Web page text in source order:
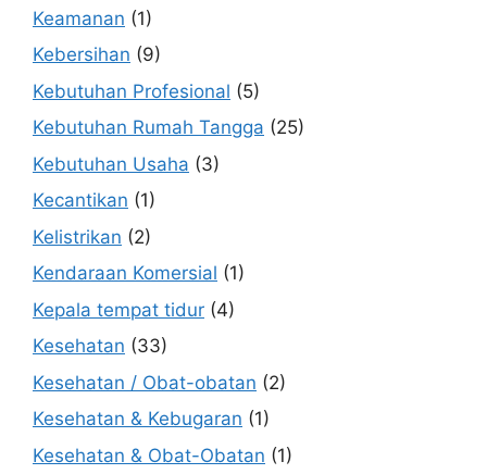
Keamanan (1)
Kebersihan (9)
Kebutuhan Profesional (5)
Kebutuhan Rumah Tangga (25)
Kebutuhan Usaha (3)
Kecantikan (1)
Kelistrikan (2)
Kendaraan Komersial (1)
Kepala tempat tidur (4)
Kesehatan (33)
Kesehatan / Obat-obatan (2)
Kesehatan & Kebugaran (1)
Kesehatan & Obat-Obatan (1)